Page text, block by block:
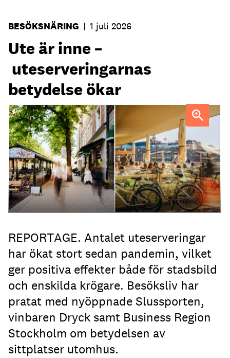
BESÖKSNÄRING | 1 juli 2026
Ute är inne –
uteserveringarnas
betydelse ökar
Uteservering på Dryck vinbar samt Slussporten.FOTO:
Samuel Unéus
REPORTAGE. Antalet uteserveringar
har ökat stort sedan pandemin, vilket
ger positiva effekter både för stadsbild
och enskilda krögare. Besöksliv har
pratat med nyöppnade Slussporten,
vinbaren Dryck samt Business Region
Stockholm om betydelsen av
sittplatser utomhus.